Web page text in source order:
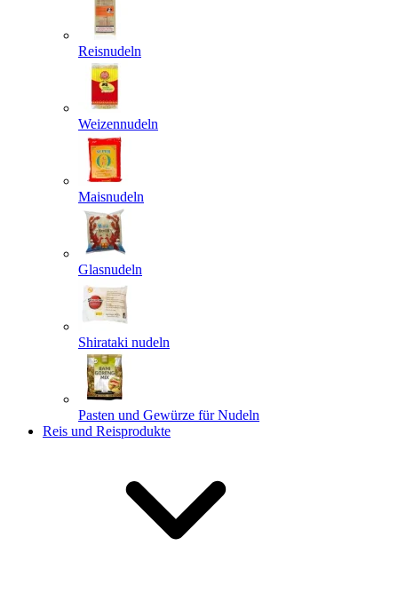
Reisnudeln
Weizennudeln
Maisnudeln
Glasnudeln
Shirataki nudeln
Pasten und Gewürze für Nudeln
Reis und Reisprodukte